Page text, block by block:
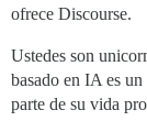
ofrece Discourse.
Ustedes son
basado en IA es
parte de su vida